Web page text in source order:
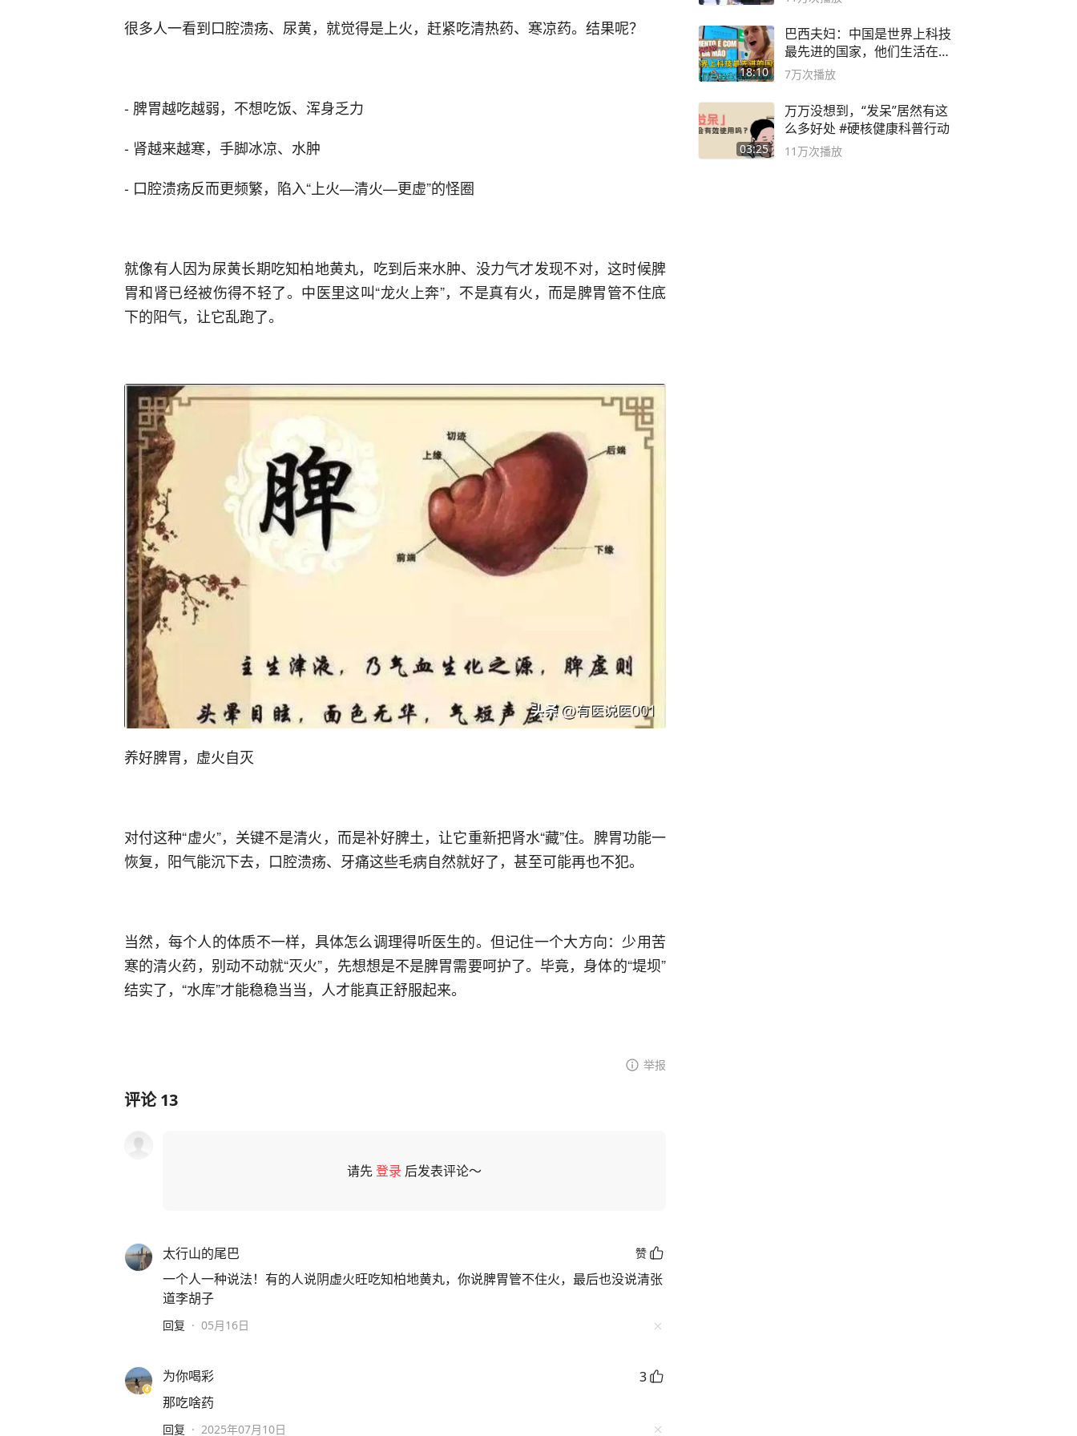
很多人一看到口腔溃疡、尿黄，就觉得是上火，赶紧吃清热药、寒凉药。结果呢？
- 脾胃越吃越弱，不想吃饭、浑身乏力
- 肾越来越寒，手脚冰凉、水肿
- 口腔溃疡反而更频繁，陷入“上火—清火—更虚”的怪圈
就像有人因为尿黄长期吃知柏地黄丸，吃到后来水肿、没力气才发现不对，这时候脾
胃和肾已经被伤得不轻了。中医里这叫“龙火上奔”，不是真有火，而是脾胃管不住底
下的阳气，让它乱跑了。
养好脾胃，虚火自灭
对付这种“虚火”，关键不是清火，而是补好脾土，让它重新把肾水“藏”住。脾胃功能一
恢复，阳气能沉下去，口腔溃疡、牙痛这些毛病自然就好了，甚至可能再也不犯。
当然，每个人的体质不一样，具体怎么调理得听医生的。但记住一个大方向：少用苦
寒的清火药，别动不动就“灭火”，先想想是不是脾胃需要呵护了。毕竟，身体的“堤坝”
结实了，“水库”才能稳稳当当，人才能真正舒服起来。
举报
评论13
请先登录 后发表评论～
太行山的尾巴 赞
一个人一种说法！有的人说阴虚火旺吃知柏地黄丸，你说脾胃管不住火，最后也没说清张
道李胡子
回复 · 05月16日
为你喝彩
3
那吃啥药
回复 · 2025年07月10日
18:10
巴西夫妇：中国是世界上科技
最先进的国家，他们生活在
2999年
7万次播放
03:25
万万没想到，“发呆”居然有这
么多好处 #硬核健康科普行动
11万次播放